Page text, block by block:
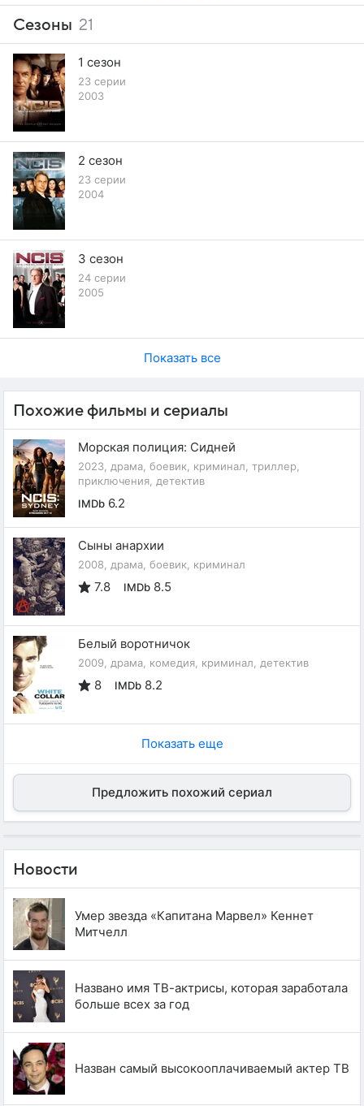
Сезоны 21
1 сезон
23 серии
2003
2 сезон
23 серии
2004
3 сезон
24 серии
2005
Показать все
Похожие фильмы и сериалы
Морская полиция: Сидней
2023, драма, боевик, криминал, триллер,
приключения, детектив
IMDb 6.2
Сыны анархии
2008, драма, боевик, криминал
7.8 IMDb 8.5
Белый воротничок
2009, драма, комедия, криминал, детектив
8 IMDb 8.2
Показать еще
Предложить похожий сериал
Новости
Умер звезда «Капитана Марвел» Кеннет
Митчелл
Названо имя ТВ-актрисы, которая заработала
больше всех за год
Назван самый высокооплачиваемый актер ТВ